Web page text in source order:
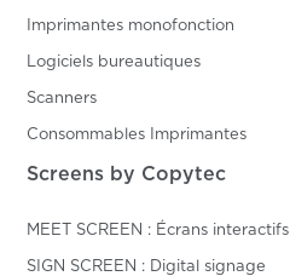
Imprimantes monofonction
Logiciels bureautiques
Scanners
Consommables Imprimantes
Screens by Copytec
MEET SCREEN : Écrans interactifs
SIGN SCREEN : Digital signage